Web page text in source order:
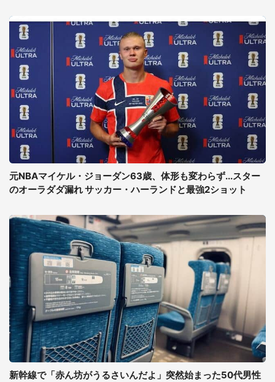
元NBAマイケル・ジョーダン63歳、体形も変わらず...スター
のオーラダダ漏れ サッカー・ハーランドと最強2ショット
新幹線で「赤ん坊がうるさいんだよ」突然始まった50代男性